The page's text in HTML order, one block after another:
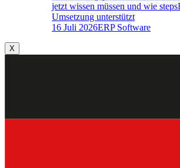
jetzt wissen müssen und wie
Umsetzung unterstützt
16 Juli 2026ERP Software
X